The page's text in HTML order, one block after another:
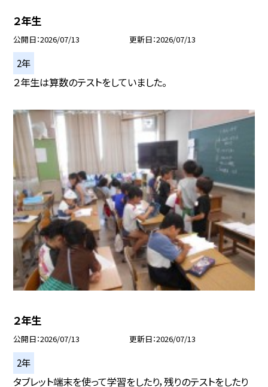
２年生
公開日 2026/07/13 更新日 2026/07/13
2年
２年生は算数のテストをしていました。
２年生
公開日 2026/07/13 更新日 2026/07/13
2年
タブレット端末を使って学習をしたり，残りのテストをしたり